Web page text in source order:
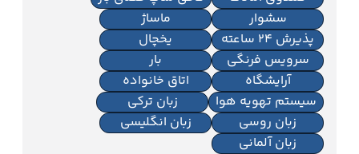
سشوار
ماساژ
پذیرش 24 ساعته
یخچال
سرویس فرنگی
بار
آرایشگاه
اتاق خانواده
سیستم تهویه هوا
زبان ترکی
زبان روسی
زبان انگلیسی
زبان آلمانی